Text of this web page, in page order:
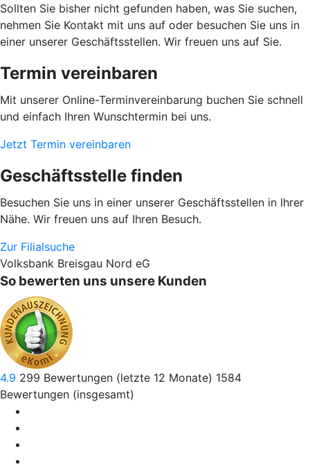
Sollten Sie bisher nicht gefunden haben, was Sie suchen,
nehmen Sie Kontakt mit uns auf oder besuchen Sie uns in
einer unserer Geschäftsstellen. Wir freuen uns auf Sie.
Termin vereinbaren
Mit unserer Online-Terminvereinbarung buchen Sie schnell
und einfach Ihren Wunschtermin bei uns.
Jetzt Termin vereinbaren
Geschäftsstelle finden
Besuchen Sie uns in einer unserer Geschäftsstellen in Ihrer
Nähe. Wir freuen uns auf Ihren Besuch.
Zur Filialsuche
Volksbank Breisgau Nord eG
So bewerten uns unsere Kunden
4.9 299 Bewertungen (letzte 12 Monate) 1584
Bewertungen (insgesamt)